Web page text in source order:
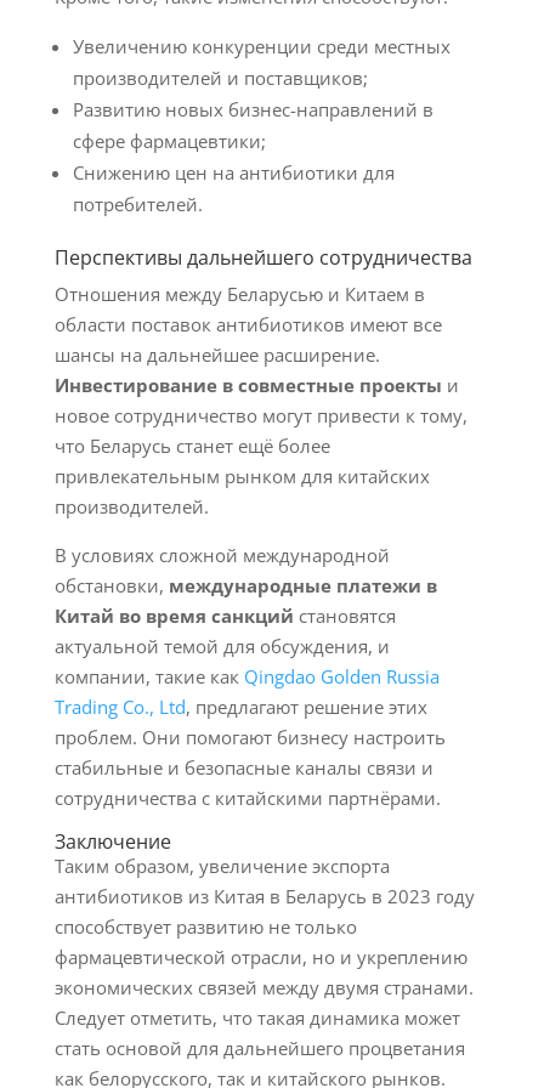
Увеличению конкуренции среди местных
производителей и поставщиков;
Развитию новых бизнес-направлений в
сфере фармацевтики;
Снижению цен на антибиотики для
потребителей.
Перспективы дальнейшего сотрудничества
Отношения между Беларусью и Китаем в
области поставок антибиотиков имеют все
шансы на дальнейшее расширение.
Инвестирование в совместные проекты и
новое сотрудничество могут привести к тому,
что Беларусь станет ещё более
привлекательным рынком для китайских
производителей.
В условиях сложной международной
обстановки, международные платежи в
Китай во время санкций становятся
актуальной темой для обсуждения, и
компании, такие как Qingdao Golden Russia
Trading Co., Ltd, предлагают решение этих
проблем. Они помогают бизнесу настроить
стабильные и безопасные каналы связи и
сотрудничества с китайскими партнёрами.
Заключение
Таким образом, увеличение экспорта
антибиотиков из Китая в Беларусь в 2023 году
способствует развитию не только
фармацевтической отрасли, но и укреплению
экономических связей между двумя странами.
Следует отметить, что такая динамика может
стать основой для дальнейшего процветания
как белорусского, так и китайского рынков.